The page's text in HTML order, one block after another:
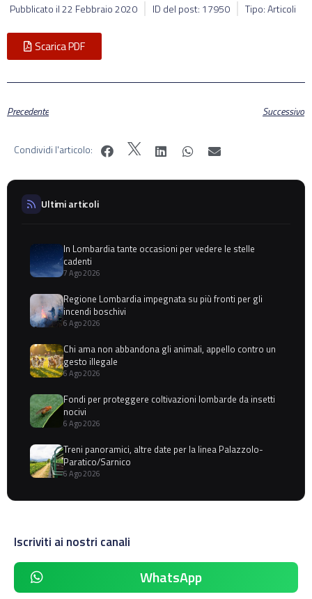
Pubblicato il22 Febbraio 2020 ID del post: 17950 Tipo: Articoli
Scarica PDF
Precedente Successivo
Condividi l'articolo:
Ultimi articoli
In Lombardia tante occasioni per vedere le stelle
cadenti
7 Ago 2026
Regione Lombardia impegnata su più fronti per gli
incendi boschivi
6 Ago 2026
Chi ama non abbandona gli animali, appello contro un
gesto illegale
6 Ago 2026
Fondi per proteggere coltivazioni lombarde da insetti
nocivi
6 Ago 2026
Treni panoramici, altre date per la linea Palazzolo-
Paratico/Sarnico
6 Ago 2026
Iscriviti ai nostri canali
WhatsApp